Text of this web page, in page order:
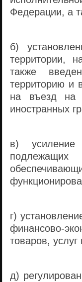
Федерации, а
б)
территории,
также
территорию и
на въезд на
иностранных
в) усиление
г)
финансово-
товаров,
д)